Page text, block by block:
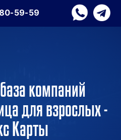
59-59
компаний
для взрослых -
Карты